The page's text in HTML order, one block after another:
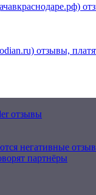
отзывы,
отзывы
негативные
партнёры